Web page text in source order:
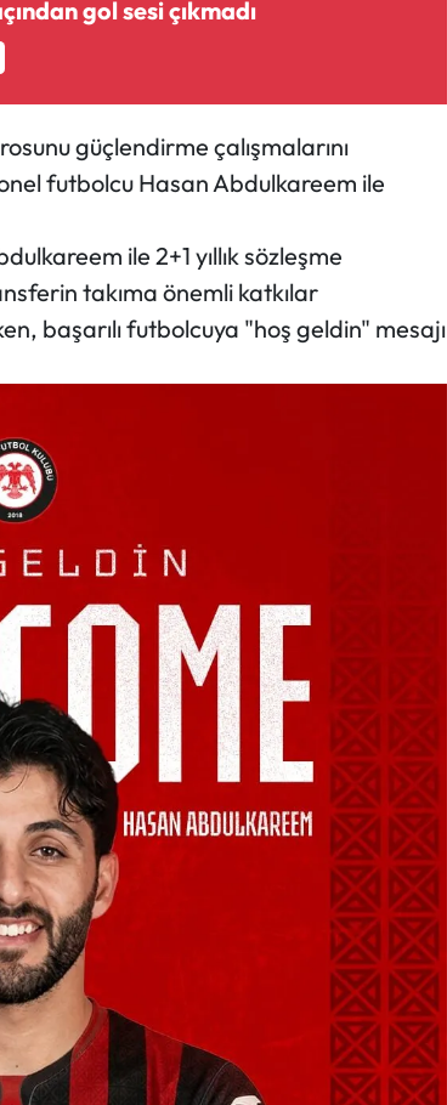
gol sesi çıkmadı
güçlendirme çalışmalarını
futbolcu Hasan Abdulkareem ile
ile 2+1 yıllık sözleşme
takıma önemli katkılar
başarılı futbolcuya "hoş geldin" mesajı